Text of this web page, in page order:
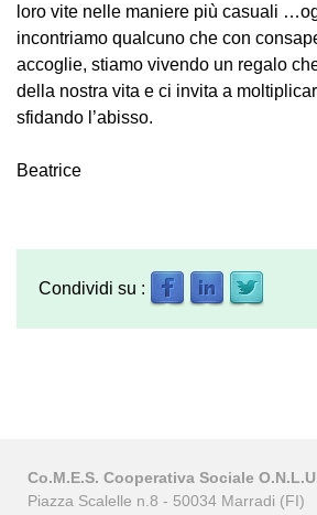
loro vite nelle maniere più casuali
incontriamo qualcuno che con
accoglie, stiamo vivendo un regalo
della nostra vita e ci invita a
sfidando l’abisso.
Beatrice
Condividi su :
Co.M.E.S. Cooperativa Sociale
Piazza Scalelle n.8 - 50034 Marradi (FI)